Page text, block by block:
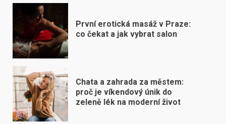
První erotická masáž v Praze:
co čekat a jak vybrat salon
Chata a zahrada za městem:
proč je víkendový únik do
zeleně lék na moderní život